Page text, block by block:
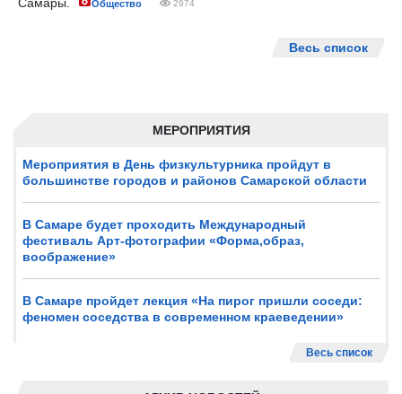
МЕРОПРИЯТИЯ
Мероприятия в День физкультурника пройдут в
большинстве городов и районов Самарской области
В Самаре будет проходить Международный
фестиваль Арт-фотографии «Форма,образ,
воображение»
В Самаре пройдет лекция «На пирог пришли соседи:
феномен соседства в современном краеведении»
Весь список
Общество 2974
Весь список